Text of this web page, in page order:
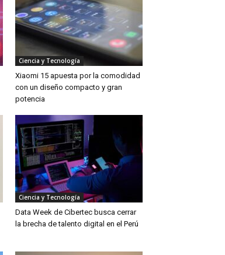
Ciencia y Tecnología
Xiaomi 15 apuesta por la comodidad
con un diseño compacto y gran
potencia
Ciencia y Tecnología
Data Week de Cibertec busca cerrar
la brecha de talento digital en el Perú